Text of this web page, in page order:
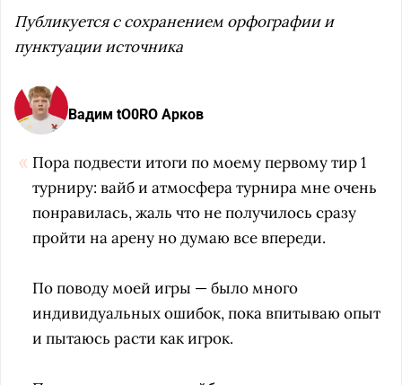
Публикуется с сохранением орфографии и
пунктуации источника
Вадим tO0RO Арков
Пора подвести итоги по моему первому тир 1
турниру: вайб и атмосфера турнира мне очень
понравилась, жаль что не получилось сразу
пройти на арену но думаю все впереди.
По поводу моей игры — было много
индивидуальных ошибок, пока впитываю опыт
и пытаюсь расти как игрок.